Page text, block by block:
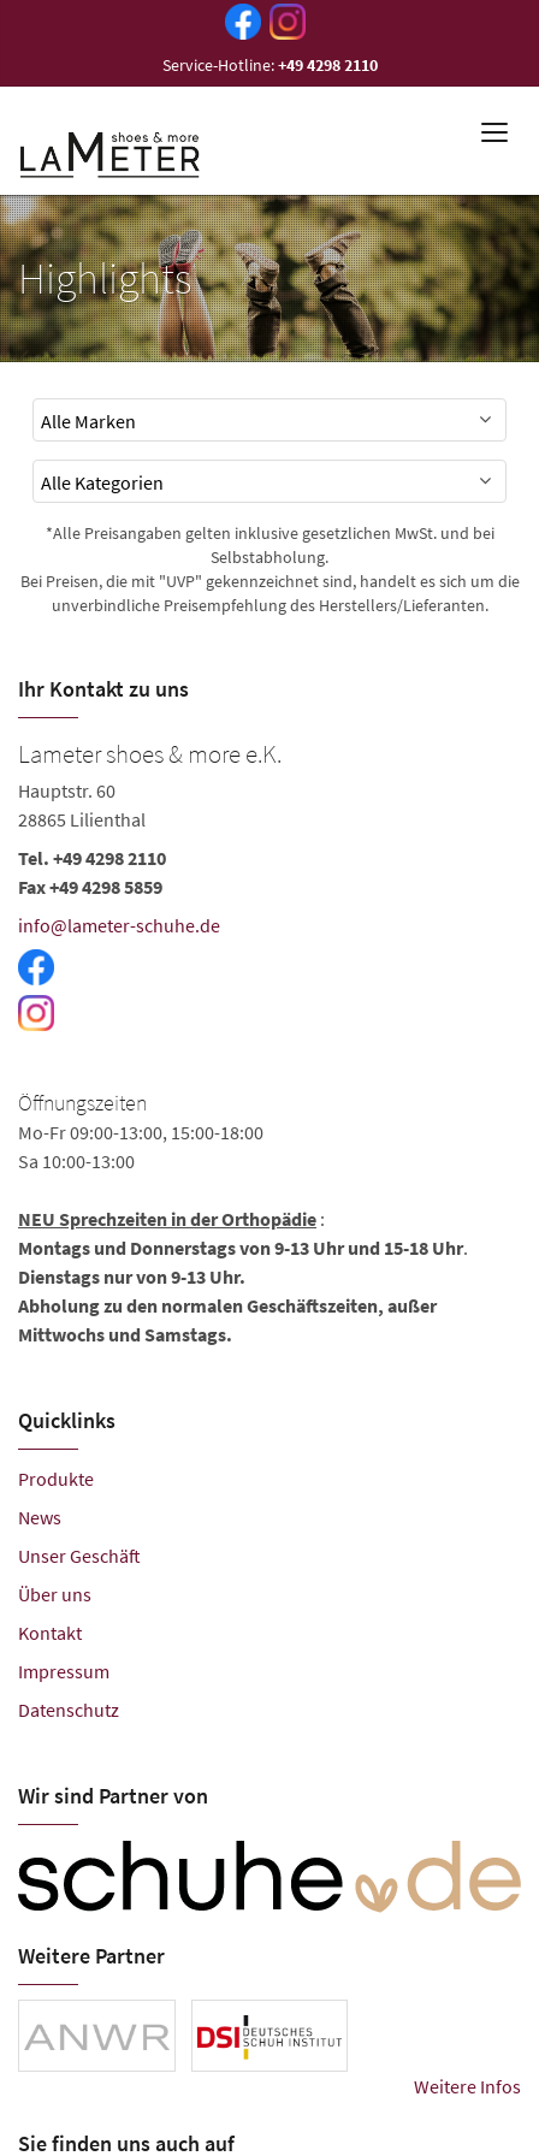
Service-Hotline:+49 4298 2110
Highlights
*Alle Preisangaben gelten inklusive gesetzlichen MwSt. und bei
Selbstabholung.
Bei Preisen, die mit "UVP" gekennzeichnet sind, handelt es sich um die
unverbindliche Preisempfehlung des Herstellers/Lieferanten.
Ihr Kontakt zu uns
Lameter shoes & more e.K.
Hauptstr. 60
28865 Lilienthal
Tel. +49 4298 2110
Fax +49 4298 5859
info@lameter-schuhe.de
Öffnungszeiten
Mo-Fr 09:00-13:00, 15:00-18:00
Sa 10:00-13:00
NEU Sprechzeiten in der Orthopädie :
Montags und Donnerstags von 9-13 Uhr und 15-18 Uhr.
Dienstags nur von 9-13 Uhr.
Abholung zu den normalen Geschäftszeiten, außer
Mittwochs und Samstags.
Quicklinks
Produkte
News
Unser Geschäft
Über uns
Kontakt
Impressum
Datenschutz
Wir sind Partner von
Weitere Partner
Weitere Infos
Sie finden uns auch auf